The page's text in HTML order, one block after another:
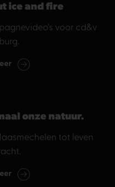
ice and fire
voor cd&v
onze natuur.
tot leven